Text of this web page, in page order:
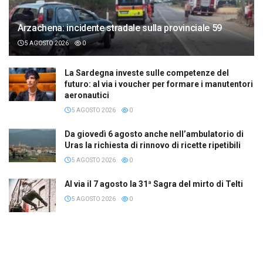
Arzachena: incidente stradale sulla provinciale 59
5 AGOSTO 2026 0
La Sardegna investe sulle competenze del
futuro: al via i voucher per formare i manutentori
aeronautici
5 AGOSTO 2026 0
Da giovedì 6 agosto anche nell’ambulatorio di
Uras la richiesta di rinnovo di ricette ripetibili
5 AGOSTO 2026 0
Al via il 7 agosto la 31ª Sagra del mirto di Telti
5 AGOSTO 2026 0